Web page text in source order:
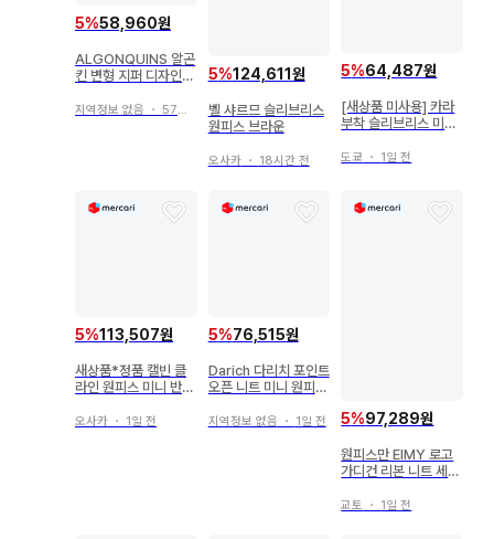
5%58,960원
ALGONQUINS 알곤
킨 변형 지퍼 디자인
지역정보 없음 ・ 57분 전
5%124,611원
벨 샤르므 슬리브리스
원피스 브라운
오사카・ 18시간 전
5%64,487원
[새상품 미사용] 카라
부착 슬리브리스 미니
도쿄 ・ 1일 전
5%113,507원
새상품*정품 캘빈 클
라인 원피스 미니 반팔
오사카 ・ 1일 전
5%76,515원
Darich 다리치 포인트
오픈 니트 미니 원피스
지역정보 없음 ・ 1일 전 5%97,289원
원피스만 EIMY 로고
가디건 리본 니트 세트
교토 ・ 1일 전